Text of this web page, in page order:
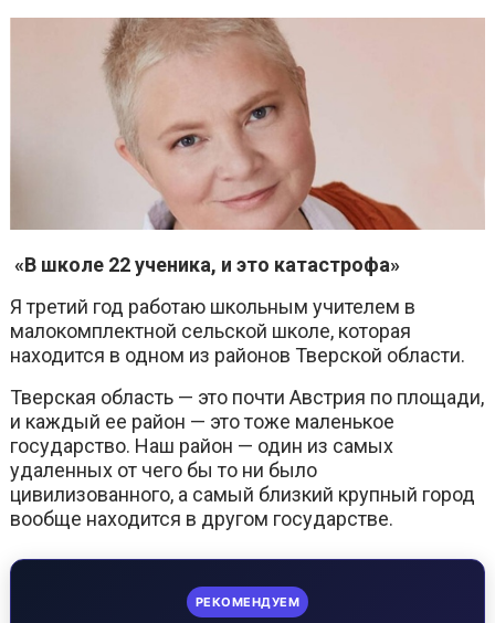
«В школе 22 ученика, и это катастрофа»
Я третий год работаю школьным учителем в
малокомплектной сельской школе, которая
находится в одном из районов Тверской области.
Тверская область — это почти Австрия по площади,
и каждый ее район — это тоже маленькое
государство. Наш район — один из самых
удаленных от чего бы то ни было
цивилизованного, а самый близкий крупный город
вообще находится в другом государстве.
РЕКОМЕНДУЕМ